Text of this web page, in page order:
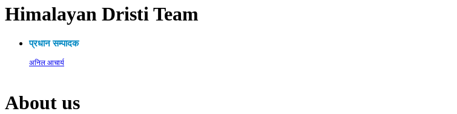
Himalayan Dristi Team
प्रधान सम्पादक
अनिल आचार्य
About us